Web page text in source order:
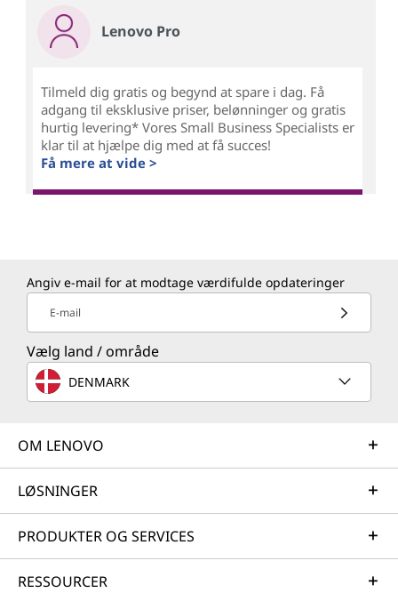
Lenovo Pro
Tilmeld dig gratis og begynd at spare i dag. Få
adgang til eksklusive priser, belønninger og gratis
hurtig levering* Vores Small Business Specialists er
klar til at hjælpe dig med at få succes!
Få mere at vide >
Angiv e-mail for at modtage værdifulde opdateringer
E-mail
Vælg land / område
DENMARK
OM LENOVO
LØSNINGER
PRODUKTER OG SERVICES
RESSOURCER